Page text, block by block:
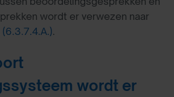
wordt er verwezen naar
(6.3.7.4.A.).
wordt er